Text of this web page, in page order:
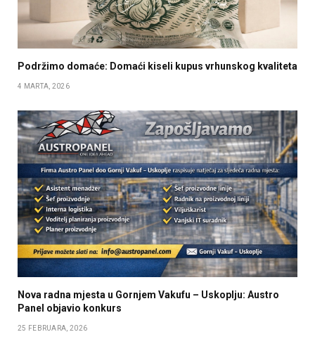
Podržimo domaće: Domaći kiseli kupus vrhunskog kvaliteta
4 MARTA, 2026
Nova radna mjesta u Gornjem Vakufu – Uskoplju: Austro
Panel objavio konkurs
25 FEBRUARA, 2026